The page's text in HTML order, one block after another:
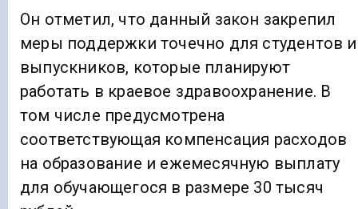
Он отметил, что данный закон закрепил
меры поддержки точечно для студентов и
выпускников, которые планируют
работать в краевое здравоохранение. В
том числе предусмотрена
соответствующая компенсация расходов
на образование и ежемесячную выплату
для обучающегося в размере 30 тысяч